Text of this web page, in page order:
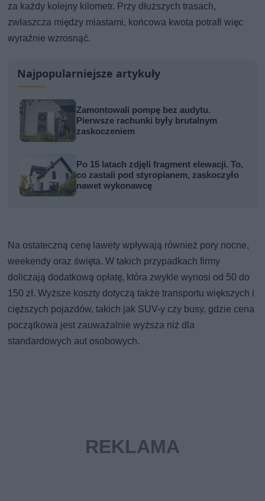
za każdy kolejny kilometr. Przy dłuższych trasach,
zwłaszcza między miastami, końcowa kwota potrafi więc
wyraźnie wzrosnąć.
Najpopularniejsze artykuły
Zamontowali pompę bez audytu.
Pierwsze rachunki były brutalnym
zaskoczeniem
Po 15 latach zdjęli fragment elewacji. To,
co zastali pod styropianem, zaskoczyło
nawet wykonawcę
Na ostateczną cenę lawety wpływają również pory nocne,
weekendy oraz święta. W takich przypadkach firmy
doliczają dodatkową opłatę, która zwykle wynosi od 50 do
150 zł. Wyższe koszty dotyczą także transportu większych i
cięższych pojazdów, takich jak SUV-y czy busy, gdzie cena
początkowa jest zauważalnie wyższa niż dla
standardowych aut osobowych.